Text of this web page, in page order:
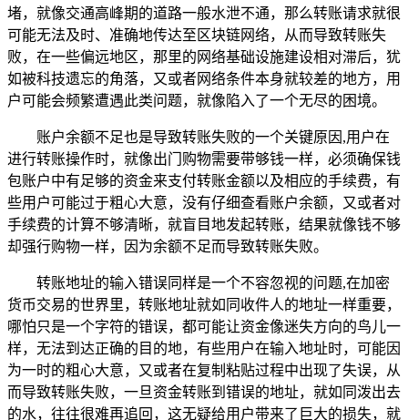
堵，就像交通高峰期的道路一般水泄不通，那么转账请求就很
可能无法及时、准确地传达至区块链网络，从而导致转账失
败，在一些偏远地区，那里的网络基础设施建设相对滞后，犹
如被科技遗忘的角落，又或者网络条件本身就较差的地方，用
户可能会频繁遭遇此类问题，就像陷入了一个无尽的困境。
账户余额不足也是导致转账失败的一个关键原因,用户在
进行转账操作时，就像出门购物需要带够钱一样，必须确保钱
包账户中有足够的资金来支付转账金额以及相应的手续费，有
些用户可能过于粗心大意，没有仔细查看账户余额，又或者对
手续费的计算不够清晰，就盲目地发起转账，结果就像钱不够
却强行购物一样，因为余额不足而导致转账失败。
转账地址的输入错误同样是一个不容忽视的问题,在加密
货币交易的世界里，转账地址就如同收件人的地址一样重要，
哪怕只是一个字符的错误，都可能让资金像迷失方向的鸟儿一
样，无法到达正确的目的地，有些用户在输入地址时，可能因
为一时的粗心大意，又或者在复制粘贴过程中出现了失误，从
而导致转账失败，一旦资金转账到错误的地址，就如同泼出去
的水，往往很难再追回，这无疑给用户带来了巨大的损失，就